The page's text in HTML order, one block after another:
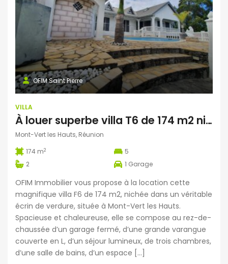
OFIM Saint Pierre
VILLA
À louer superbe villa T6 de 174 m2 nichée dans un écrin de verdure à Mont-Vert les Hauts
Mont-Vert les Hauts, Réunion
174 m2
5
2
1 Garage
OFIM Immobilier vous propose à la location cette
magnifique villa F6 de 174 m2, nichée dans un véritable
écrin de verdure, située à Mont-Vert les Hauts.
Spacieuse et chaleureuse, elle se compose au rez-de-
chaussée d’un garage fermé, d’une grande varangue
couverte en L, d’un séjour lumineux, de trois chambres,
d’une salle de bains, d’un espace […]